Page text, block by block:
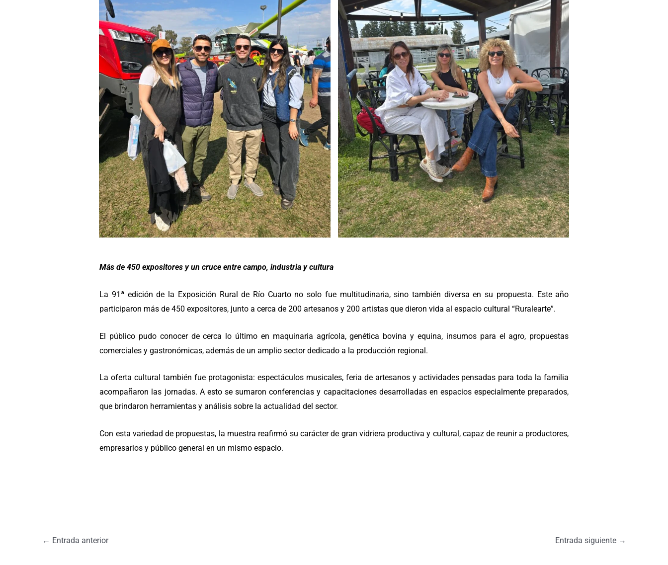
Más de 450 expositores y un cruce entre campo, industria y cultura
La 91ª edición de la Exposición Rural de Río Cuarto no solo fue multitudinaria, sino también diversa en su propuesta. Este año
participaron más de 450 expositores, junto a cerca de 200 artesanos y 200 artistas que dieron vida al espacio cultural “Ruralearte”.
El público pudo conocer de cerca lo último en maquinaria agrícola, genética bovina y equina, insumos para el agro, propuestas
comerciales y gastronómicas, además de un amplio sector dedicado a la producción regional.
La oferta cultural también fue protagonista: espectáculos musicales, feria de artesanos y actividades pensadas para toda la familia
acompañaron las jornadas. A esto se sumaron conferencias y capacitaciones desarrolladas en espacios especialmente preparados,
que brindaron herramientas y análisis sobre la actualidad del sector.
Con esta variedad de propuestas, la muestra reafirmó su carácter de gran vidriera productiva y cultural, capaz de reunir a productores,
empresarios y público general en un mismo espacio.
← Entrada anterior Entrada siguiente →